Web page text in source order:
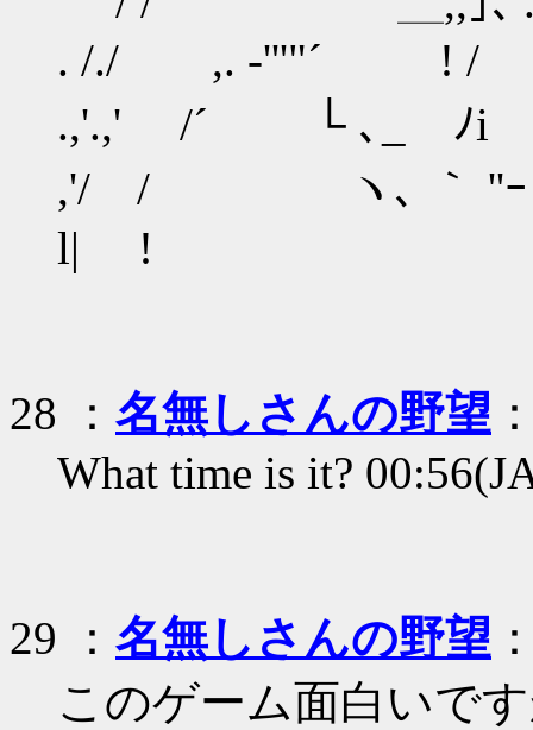
. /./ ,. ‐'''"´ ! /
.,'.,' /´ └ ､_ ﾉ
,'/ / ヽ､ ｀ ''
l| ! ﾘ `
28 ： 名無しさんの野望
What time is it?
29 ： 名無しさんの野望
このゲーム面白いで